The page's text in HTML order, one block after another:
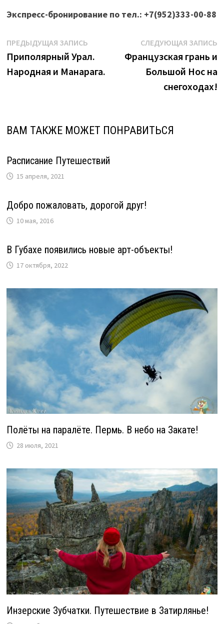
Экспресс-бронирование по тел.: +7(952)333-00-88
Навигация
по
записям
ПРЕДЫДУЩАЯ ЗАПИСЬПредыдущая
запись:
Приполярный Урал.
Народная и Манарага.
СЛЕДУЮЩАЯ ЗАПИСЬ
Французская грань и
Большой Нос на
снегоходах!
ВАМ ТАКЖЕ МОЖЕТ ПОНРАВИТЬСЯ
Расписание Путешествий
15 апреля, 2021
Добро пожаловать, дорогой друг!
10 мая, 2016
В Губахе появились новые арт-объекты!
17 октября, 2022
Полёты на паралёте. Пермь. В небо на Закате!
28 июля, 2021
Инзерские Зубчатки. Путешествие в Затирлянье!